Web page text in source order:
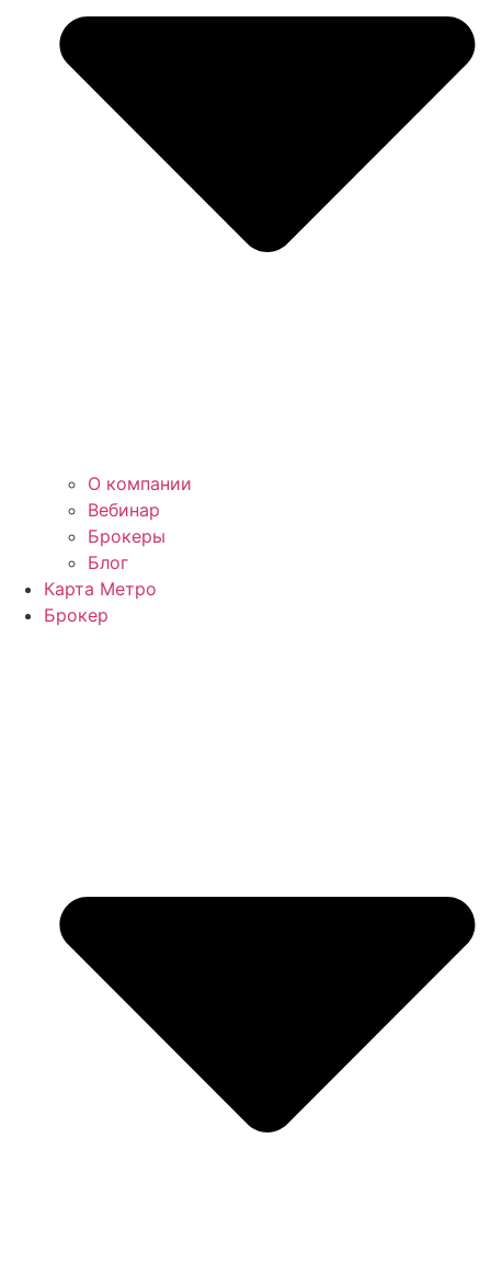
О компании
Вебинар
Брокеры
Блог
Карта Метро
Брокер